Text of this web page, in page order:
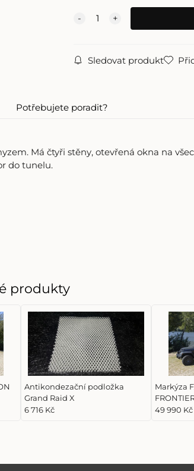
Sledovat produkt
Potřebujete poradit?
Má čtyři stěny, otevřená okna na
do tunelu.
produkty
Antikondezační podložka
Grand Raid X
6 716 Kč
Markýza
49 990 Kč